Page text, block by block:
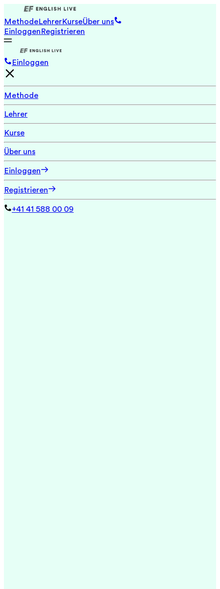
MethodeLehrerKurseÜber uns
EinloggenRegistrieren
Einloggen
Methode
Lehrer
Kurse
Über uns
Einloggen
Registrieren
+41 41 588 00 09